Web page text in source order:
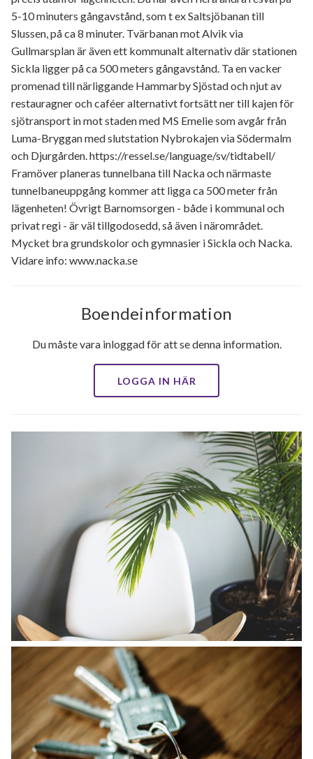
5-10 minuters gångavstånd, som t ex Saltsjöbanan till
Slussen, på ca 8 minuter. Tvärbanan mot Alvik via
Gullmarsplan är även ett kommunalt alternativ där stationen
Sickla ligger på ca 500 meters gångavstånd. Ta en vacker
promenad till närliggande Hammarby Sjöstad och njut av
restauragner och caféer alternativt fortsätt ner till kajen för
sjötransport in mot staden med MS Emelie som avgår från
Luma-Bryggan med slutstation Nybrokajen via Södermalm
och Djurgården. https://ressel.se/language/sv/tidtabell/
Framöver planeras tunnelbana till Nacka och närmaste
tunnelbaneuppgång kommer att ligga ca 500 meter från
lägenheten! Övrigt Barnomsorgen - både i kommunal och
privat regi - är väl tillgodosedd, så även i närområdet.
Mycket bra grundskolor och gymnasier i Sickla och Nacka.
Vidare info: www.nacka.se
Boendeinformation
Du måste vara inloggad för att se denna information.
LOGGA IN HÄR